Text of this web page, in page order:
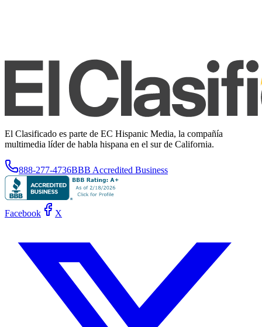
El Clasificado es parte de EC Hispanic Media, la compañía
multimedia líder de habla hispana en el sur de California.
888-277-4736BBB Accredited Business
Facebook X